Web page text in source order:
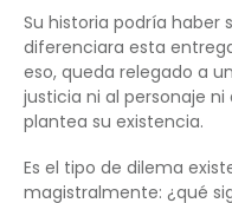
Su historia podría haber
diferenciara esta
eso, queda relegado a
justicia ni al personaje
plantea su existencia.
Es el tipo de dilema
magistralmente: ¿qué